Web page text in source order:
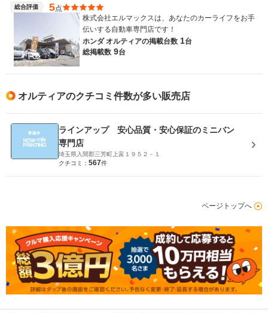
総合評価 5点
株式会社エルマックスは、あなたのカーライフをお手
伝いする自動車専門店です！
ホンダ オルティアの掲載台数 1台
総掲載数 9台
オルティアのクチコミ件数が多い販売店
ラインアップ 安心品質・安心保証のミニバン
専門店
埼玉県入間郡三芳町上富１９５２－１
クチコミ： 567件
ページトップへ